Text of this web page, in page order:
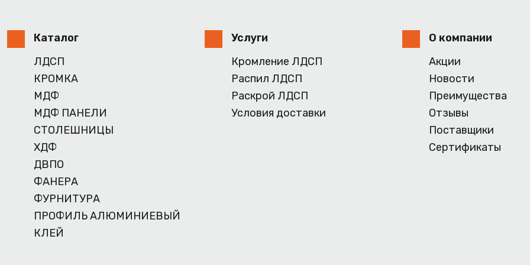
Каталог
ЛДСП
КРОМКА
МДФ
МДФ ПАНЕЛИ
СТОЛЕШНИЦЫ
ХДФ
ДВПО
ФАНЕРА
ФУРНИТУРА
ПРОФИЛЬ АЛЮМИНИЕВЫЙ
КЛЕЙ
Услуги
Кромление ЛДСП
Распил ЛДСП
Раскрой ЛДСП
Условия доставки
О компании
Акции
Новости
Преимущества
Отзывы
Поставщики
Сертификаты